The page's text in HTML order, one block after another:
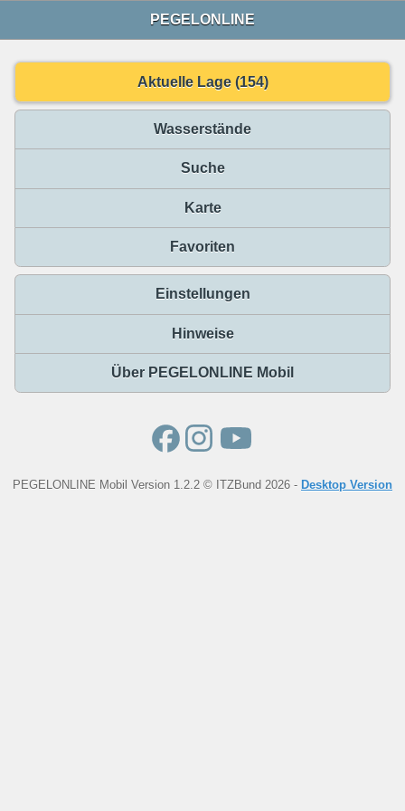
PEGELONLINE
Aktuelle Lage (154)
Wasserstände
Suche
Karte
Favoriten
Einstellungen
Hinweise
Über PEGELONLINE Mobil
PEGELONLINE Mobil Version 1.2.2 © ITZBund 2026 - Desktop Version